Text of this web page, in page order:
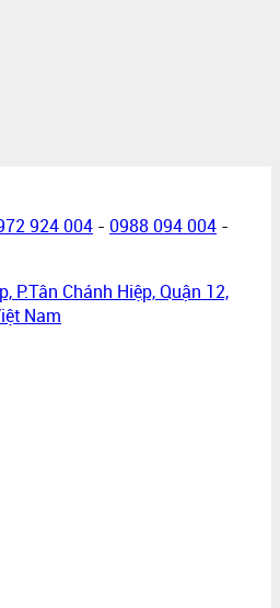
924 004 - 0988 094 004 -
P.Tân Chánh Hiệp, Quận 12,
Nam